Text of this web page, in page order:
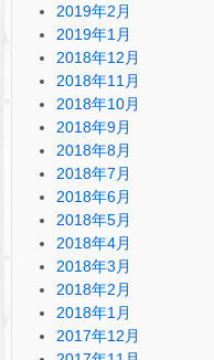
2019年2月
2019年1月
2018年12月
2018年11月
2018年10月
2018年9月
2018年8月
2018年7月
2018年6月
2018年5月
2018年4月
2018年3月
2018年2月
2018年1月
2017年12月